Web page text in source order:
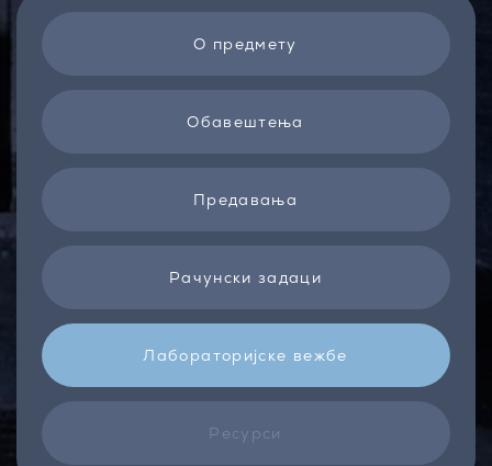
О предмету
Обавештења
Предавања
Рачунски задаци
Лабораторијске вежбе
Ресурси